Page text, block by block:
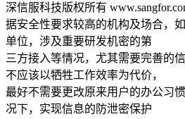
深信服科技版权所有
据安全性要求较高的机构及场合，
单位，涉及重要研发机密的第
三方接入等情况，尤其需要完善的
不应该以牺牲工作效率为代价，
最好不需要更改原来用户的办公习
况下，实现信息的防泄密保护